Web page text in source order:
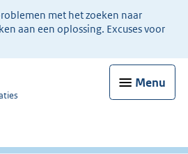
met het zoeken naar
aan een oplossing. Excuses voor
Menu